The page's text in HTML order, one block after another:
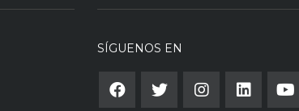
SÍGUENOS EN